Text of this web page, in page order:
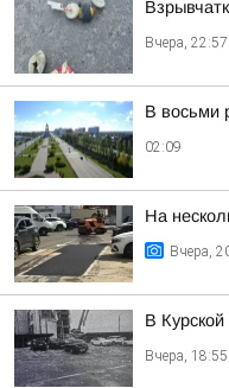
Вчера, 22:57
В восьми
02:09
На
Вчера,
В
Вчера, 18:55